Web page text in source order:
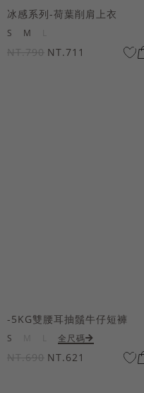
冰感系列-荷葉削肩上衣
S M
NT.790 NT.711
-5KG雙腰耳抽鬚牛仔短褲
S 全尺碼
NT.690 NT.621